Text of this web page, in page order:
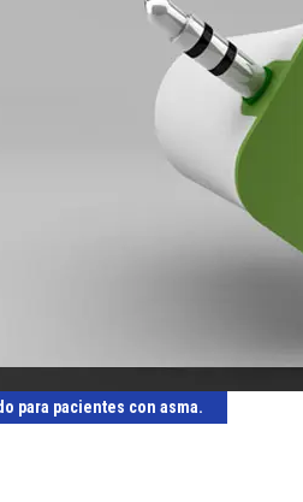
para pacientes con asma.